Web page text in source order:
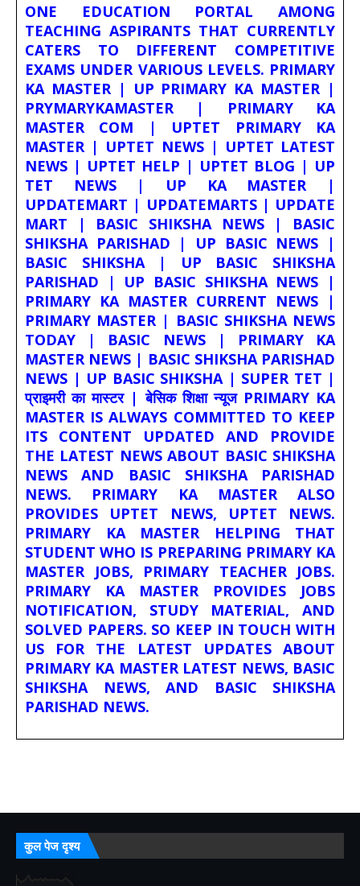
ONE EDUCATION PORTAL AMONG
TEACHING ASPIRANTS THAT CURRENTLY
CATERS TO DIFFERENT COMPETITIVE
EXAMS UNDER VARIOUS LEVELS. PRIMARY
KA MASTER | UP PRIMARY KA MASTER |
PRYMARYKAMASTER | PRIMARY KA
MASTER COM | UPTET PRIMARY KA
MASTER | UPTET NEWS | UPTET LATEST
NEWS | UPTET HELP | UPTET BLOG | UP
TET NEWS | UP KA MASTER |
UPDATEMART | UPDATEMARTS | UPDATE
MART | BASIC SHIKSHA NEWS | BASIC
SHIKSHA PARISHAD | UP BASIC NEWS |
BASIC SHIKSHA | UP BASIC SHIKSHA
PARISHAD | UP BASIC SHIKSHA NEWS |
PRIMARY KA MASTER CURRENT NEWS |
PRIMARY MASTER | BASIC SHIKSHA NEWS
TODAY | BASIC NEWS | PRIMARY KA
MASTER NEWS | BASIC SHIKSHA PARISHAD
NEWS | UP BASIC SHIKSHA | SUPER TET |
प्राइमरी का मास्टर | बेसिक शिक्षा न्यूज PRIMARY KA
MASTER IS ALWAYS COMMITTED TO KEEP
ITS CONTENT UPDATED AND PROVIDE
THE LATEST NEWS ABOUT BASIC SHIKSHA
NEWS AND BASIC SHIKSHA PARISHAD
NEWS. PRIMARY KA MASTER ALSO
PROVIDES UPTET NEWS, UPTET NEWS.
PRIMARY KA MASTER HELPING THAT
STUDENT WHO IS PREPARING PRIMARY KA
MASTER JOBS, PRIMARY TEACHER JOBS.
PRIMARY KA MASTER PROVIDES JOBS
NOTIFICATION, STUDY MATERIAL, AND
SOLVED PAPERS. SO KEEP IN TOUCH WITH
US FOR THE LATEST UPDATES ABOUT
PRIMARY KA MASTER LATEST NEWS, BASIC
SHIKSHA NEWS, AND BASIC SHIKSHA
PARISHAD NEWS.
कुल पेज दृश्य